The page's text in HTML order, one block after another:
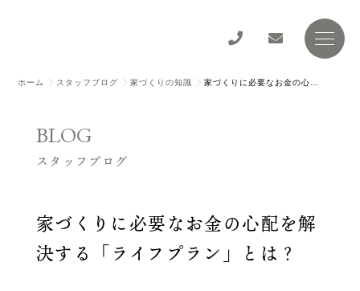
ホーム スタッフブログ 家づくりの知識
BLOG
スタッフブログ
家づくりに必要なお金の心配を解
決する「ライフプラン」とは？